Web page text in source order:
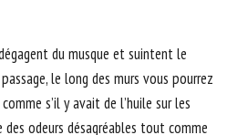
du musque et suintent le
le long des murs vous pourrez
s’il y avait de l’huile sur les
des odeurs désagréables tout comme